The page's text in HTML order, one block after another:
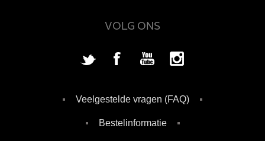
VOLG ONS
Veelgestelde vragen (FAQ)
Bestelinformatie